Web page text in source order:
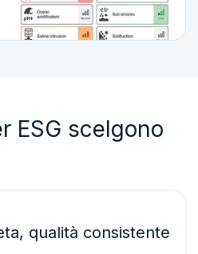
ESG scelgono
qualità consistente